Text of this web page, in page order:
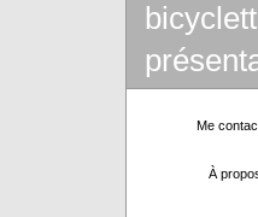
Me
À